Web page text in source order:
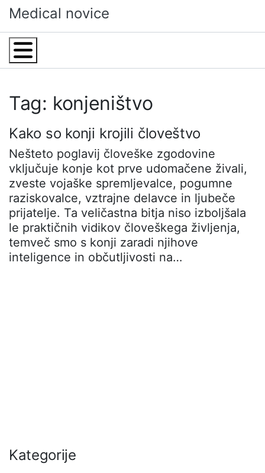
Skip
to
content
Medical novice
Menu
Tag: konjeništvo
Kako so konji krojili človeštvo
Nešteto poglavij človeške zgodovine
vključuje konje kot prve udomačene živali,
zveste vojaške spremljevalce, pogumne
raziskovalce, vztrajne delavce in ljubeče
prijatelje. Ta veličastna bitja niso izboljšala
le praktičnih vidikov človeškega življenja,
temveč smo s konji zaradi njihove
inteligence in občutljivosti na…
Kategorije